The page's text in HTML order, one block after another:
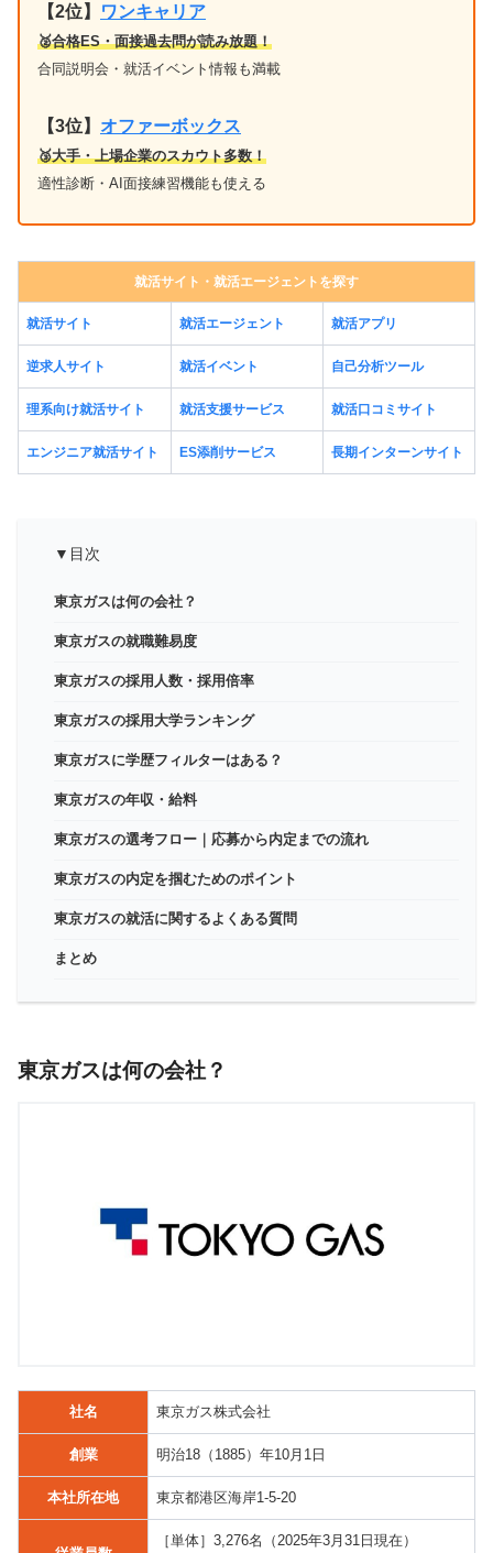
【2位】 ワンキャリア
🥈合格ES・面接過去問が読み放題！
合同説明会・就活イベント情報も満載
【3位】 オファーボックス
🥉大手・上場企業のスカウト多数！
適性診断・AI面接練習機能も使える
就活サイト・就活エージェントを探す
就活サイト 就活エージェント 就活アプリ
逆求人サイト 就活イベント 自己分析ツール
理系向け就活サイト 就活支援サービス 就活口コミサイト
エンジニア就活サイト ES添削サービス 長期インターンサイト
▼目次
東京ガスは何の会社？
東京ガスの就職難易度
東京ガスの採用人数・採用倍率
東京ガスの採用大学ランキング
東京ガスに学歴フィルターはある？
東京ガスの年収・給料
東京ガスの選考フロー｜応募から内定までの流れ
東京ガスの内定を掴むためのポイント
東京ガスの就活に関するよくある質問
まとめ
東京ガスは何の会社？
社名 東京ガス株式会社
創業 明治18（1885）年10月1日
本社所在地 東京都港区海岸1-5-20
［単体］3,276名（2025年3月31日現在）